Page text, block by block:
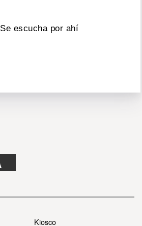
Se escucha por ahí
Kiosco